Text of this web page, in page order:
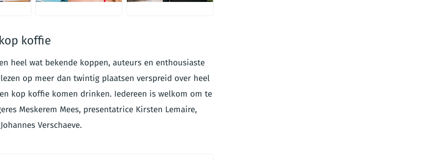
JPG JPG
koffie
heel wat bekende koppen, auteurs en enthousiaste
op meer dan twintig plaatsen verspreid over heel
kop koffie komen drinken. Iedereen is welkom om te
Meskerem Mees, presentatrice Kirsten Lemaire,
Verschaeve.